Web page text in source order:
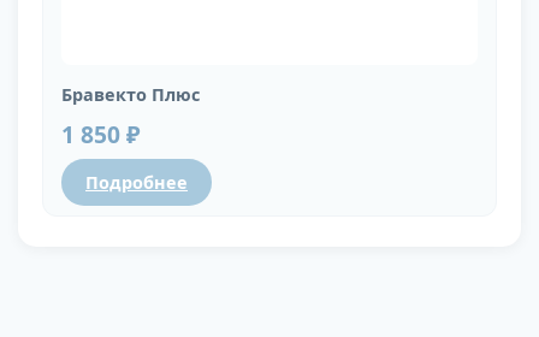
Бравекто Плюс
1 850 ₽
Подробнее